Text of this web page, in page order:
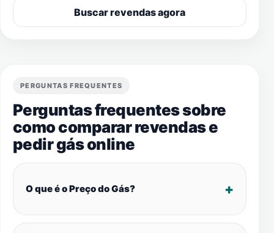
Buscar revendas agora
PERGUNTAS FREQUENTES
Perguntas frequentes sobre
como comparar revendas e
pedir gás online
O que é o Preço do Gás?